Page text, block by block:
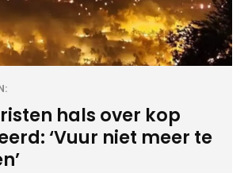
hals over kop
‘Vuur niet meer te